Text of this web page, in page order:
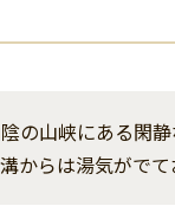
の山峡にある閑
からは湯気がで